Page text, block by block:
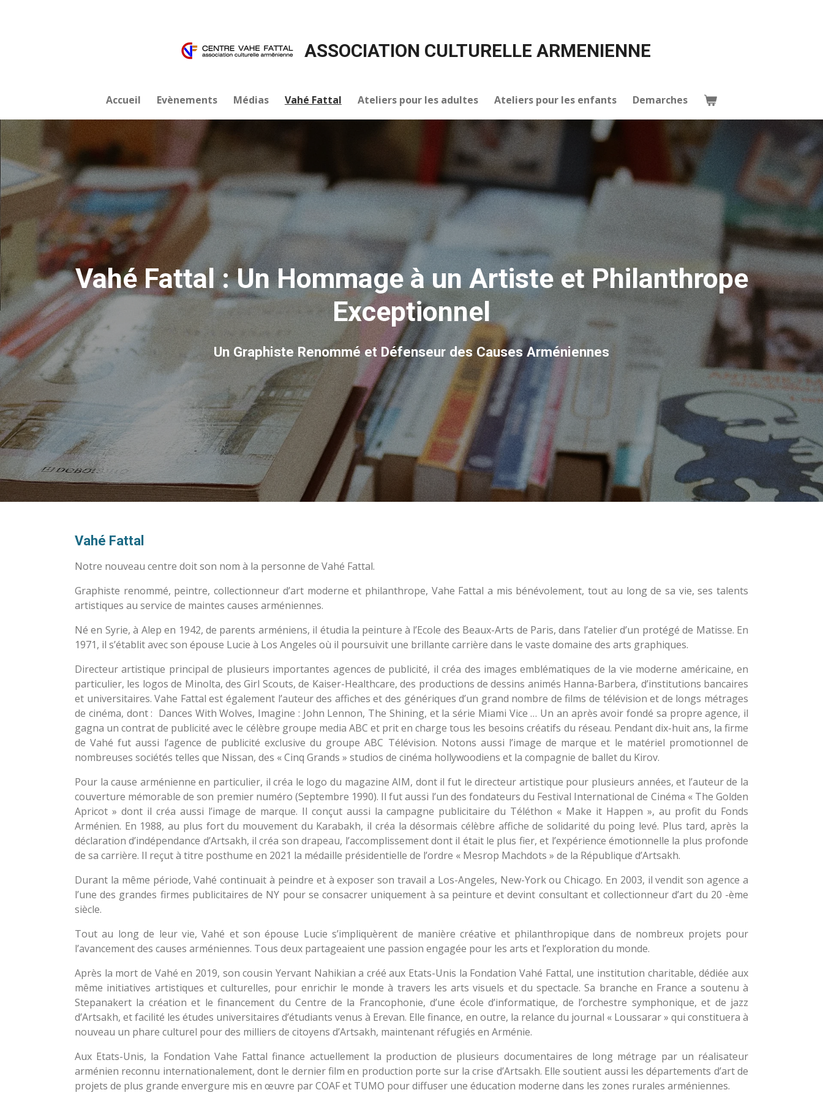
ASSOCIATION CULTURELLE ARMENIENNE
Accueil Evènements Médias Vahé Fattal Ateliers pour les adultes Ateliers pour les enfants Demarches
Vahé Fattal : Un Hommage à un Artiste et Philanthrope
Exceptionnel
Un Graphiste Renommé et Défenseur des Causes Arméniennes
Vahé Fattal
Notre nouveau centre doit son nom à la personne de Vahé Fattal.
Graphiste renommé, peintre, collectionneur d’art moderne et philanthrope, Vahe Fattal a mis bénévolement, tout au long de sa vie, ses talents
artistiques au service de maintes causes arméniennes.
Né en Syrie, à Alep en 1942, de parents arméniens, il étudia la peinture à l’Ecole des Beaux-Arts de Paris, dans l’atelier d’un protégé de Matisse. En
1971, il s’établit avec son épouse Lucie à Los Angeles où il poursuivit une brillante carrière dans le vaste domaine des arts graphiques.
Directeur artistique principal de plusieurs importantes agences de publicité, il créa des images emblématiques de la vie moderne américaine, en
particulier, les logos de Minolta, des Girl Scouts, de Kaiser-Healthcare, des productions de dessins animés Hanna-Barbera, d’institutions bancaires
et universitaires. Vahe Fattal est également l’auteur des affiches et des génériques d’un grand nombre de films de télévision et de longs métrages
de cinéma, dont : Dances With Wolves, Imagine : John Lennon, The Shining, et la série Miami Vice … Un an après avoir fondé sa propre agence, il
gagna un contrat de publicité avec le célèbre groupe media ABC et prit en charge tous les besoins créatifs du réseau. Pendant dix-huit ans, la firme
de Vahé fut aussi l’agence de publicité exclusive du groupe ABC Télévision. Notons aussi l’image de marque et le matériel promotionnel de
nombreuses sociétés telles que Nissan, des « Cinq Grands » studios de cinéma hollywoodiens et la compagnie de ballet du Kirov.
Pour la cause arménienne en particulier, il créa le logo du magazine AIM, dont il fut le directeur artistique pour plusieurs années, et l’auteur de la
couverture mémorable de son premier numéro (Septembre 1990). Il fut aussi l’un des fondateurs du Festival International de Cinéma « The Golden
Apricot » dont il créa aussi l’image de marque. Il conçut aussi la campagne publicitaire du Téléthon « Make it Happen », au profit du Fonds
Arménien. En 1988, au plus fort du mouvement du Karabakh, il créa la désormais célèbre affiche de solidarité du poing levé. Plus tard, après la
déclaration d’indépendance d’Artsakh, il créa son drapeau, l’accomplissement dont il était le plus fier, et l’expérience émotionnelle la plus profonde
de sa carrière. Il reçut à titre posthume en 2021 la médaille présidentielle de l’ordre « Mesrop Machdots » de la République d’Artsakh.
Durant la même période, Vahé continuait à peindre et à exposer son travail a Los-Angeles, New-York ou Chicago. En 2003, il vendit son agence a
l’une des grandes firmes publicitaires de NY pour se consacrer uniquement à sa peinture et devint consultant et collectionneur d’art du 20 -ème
siècle.
Tout au long de leur vie, Vahé et son épouse Lucie s’impliquèrent de manière créative et philanthropique dans de nombreux projets pour
l’avancement des causes arméniennes. Tous deux partageaient une passion engagée pour les arts et l’exploration du monde.
Après la mort de Vahé en 2019, son cousin Yervant Nahikian a créé aux Etats-Unis la Fondation Vahé Fattal, une institution charitable, dédiée aux
même initiatives artistiques et culturelles, pour enrichir le monde à travers les arts visuels et du spectacle. Sa branche en France a soutenu à
Stepanakert la création et le financement du Centre de la Francophonie, d’une école d’informatique, de l’orchestre symphonique, et de jazz
d’Artsakh, et facilité les études universitaires d’étudiants venus à Erevan. Elle finance, en outre, la relance du journal « Loussarar » qui constituera à
nouveau un phare culturel pour des milliers de citoyens d’Artsakh, maintenant réfugiés en Arménie.
Aux Etats-Unis, la Fondation Vahe Fattal finance actuellement la production de plusieurs documentaires de long métrage par un réalisateur
arménien reconnu internationalement, dont le dernier film en production porte sur la crise d’Artsakh. Elle soutient aussi les départements d’art de
projets de plus grande envergure mis en œuvre par COAF et TUMO pour diffuser une éducation moderne dans les zones rurales arméniennes.